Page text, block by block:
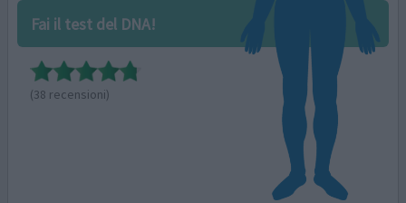
Fai il test del DNA!
(38 recensioni)